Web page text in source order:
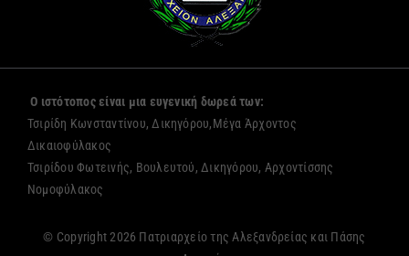
Ο ιστότοπος είναι μια ευγενική δωρεά των:
Τσιρίδη Κωνσταντίνου, Δικηγόρου,Μέγα Άρχοντος
Δικαιοφύλακος
Τσιρίδου Φωτεινής, Βουλευτού, Δικηγόρου, Αρχοντίσσης
Νομοφύλακος
© Copyright 2026 Πατριαρχείο της Αλεξανδρείας και Πάσης